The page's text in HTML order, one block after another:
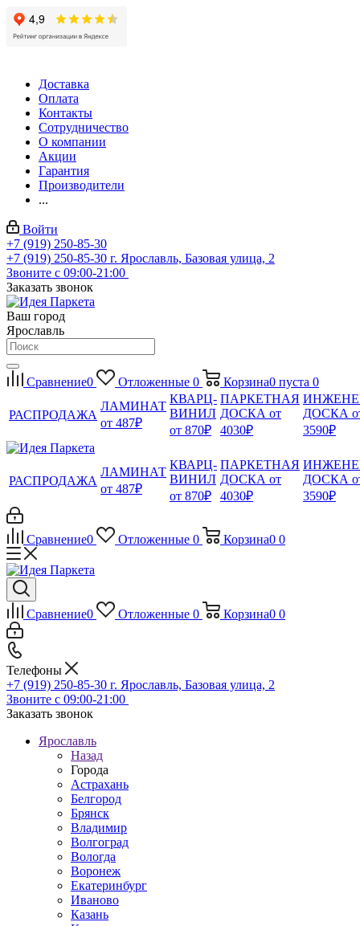
Доставка
Оплата
Контакты
Сотрудничество
О компании
Акции
Гарантия
Производители
...
Войти
+7 (919) 250-85-30
+7 (919) 250-85-30 г. Ярославль, Базовая улица, 2
Звоните с 09:00-21:00
Заказать звонок
Ваш город
Ярославль
Сравнение0 Отложенные 0 Корзина0 пуста 0
РАСПРОДАЖА
ЛАМИНАТ
от 487₽
КВАРЦ-
ВИНИЛ
от 870₽
ПАРКЕТНАЯ
ДОСКА от
4030₽
ДОСКА
3590₽
РАСПРОДАЖА
ЛАМИНАТ
от 487₽
КВАРЦ-
ВИНИЛ
от 870₽
ПАРКЕТНАЯ
ДОСКА от
4030₽
ДОСКА
3590₽
Сравнение0 Отложенные 0 Корзина0 0
Сравнение0 Отложенные 0 Корзина0 0
Телефоны
+7 (919) 250-85-30 г. Ярославль, Базовая улица, 2
Звоните с 09:00-21:00
Заказать звонок
Ярославль
Назад
Города
Астрахань
Белгород
Брянск
Владимир
Волгоград
Вологда
Воронеж
Екатеринбург
Иваново
Казань